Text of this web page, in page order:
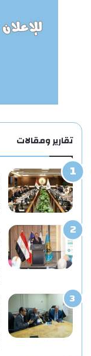
تقارير ومقالات